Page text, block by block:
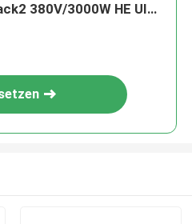
380V/3000W HE UI